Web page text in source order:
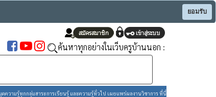
ยอมรับ
ค้นหาทุกอย่างในเว็บครูบ้านนอก :
ความรู้ทุกกลุ่มสาระการเรียนรู้ และความรู้ทั่วไป เผยแพร่ผลงานวิชาการ ที่นี่